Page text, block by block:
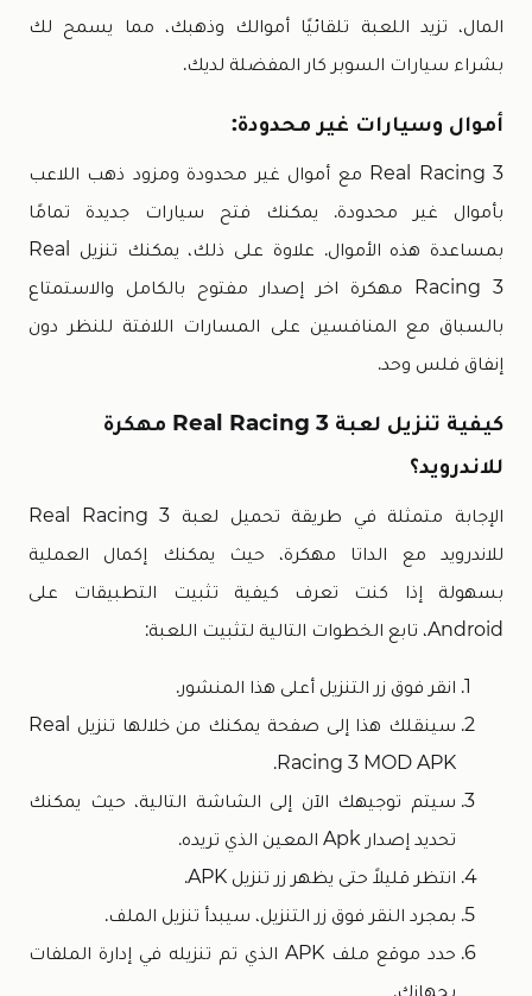
المال، تزيد اللعبة تلقائيًا أموالك وذهبك، مما يسمح لك
بشراء سيارات السوبر كار المفضلة لديك.
أموال وسيارات غير محدودة:
Real Racing 3 مع أموال غير محدودة ومزود ذهب اللاعب
بأموال غير محدودة. يمكنك فتح سيارات جديدة تمامًا
بمساعدة هذه الأموال. علاوة على ذلك، يمكنك تنزيل Real
Racing 3 مهكرة اخر إصدار مفتوح بالكامل والاستمتاع
بالسباق مع المنافسين على المسارات اللافتة للنظر دون
إنفاق فلس وحد.
كيفية تنزيل لعبة Real Racing 3 مهكرة
للاندرويد؟
الإجابة متمثلة في طريقة تحميل لعبة Real Racing 3
للاندرويد مع الداتا مهكرة، حيث يمكنك إكمال العملية
بسهولة إذا كنت تعرف كيفية تثبيت التطبيقات على
Android، تابع الخطوات التالية لتثبيت اللعبة:
انقر فوق زر التنزيل أعلى هذا المنشور.
سينقلك هذا إلى صفحة يمكنك من خلالها تنزيل Real
Racing 3 MOD APK.
سيتم توجيهك الآن إلى الشاشة التالية، حيث يمكنك
تحديد إصدار Apk المعين الذي تريده.
انتظر قليلاً حتى يظهر زر تنزيل APK.
بمجرد النقر فوق زر التنزيل، سيبدأ تنزيل الملف.
حدد موقع ملف APK الذي تم تنزيله في إدارة الملفات
بجهازك.